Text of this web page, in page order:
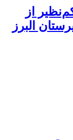
از
البرز